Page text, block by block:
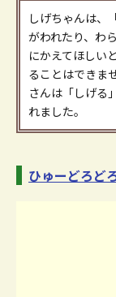
しげちゃんは、
がわれたり、わ
にかえてほしい
ることはできま
さんは「しげる
れました。
ひゅーどろど